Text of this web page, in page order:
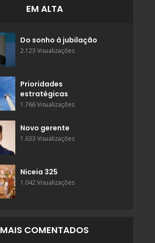
EM ALTA
Do sonho à jubilação
2.123 Visualizações
Prioridades
estratégicas
1.766 Visualizações
Novo gerente
1.633 Visualizações
Niceia 325
1.042 Visualizações
MAIS COMENTADOS